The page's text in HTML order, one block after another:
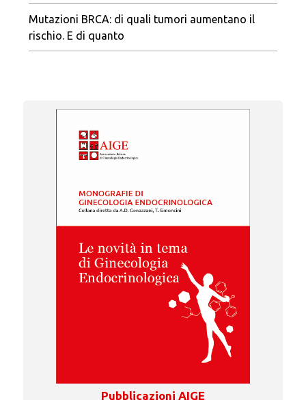
Mutazioni BRCA: di quali tumori aumentano il
rischio. E di quanto
Pubblicazioni AIGE